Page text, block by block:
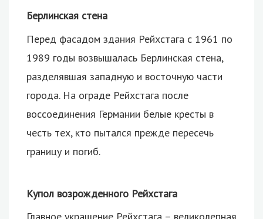
Берлинская стена
Перед фасадом здания Рейхстага с 1961 по
1989 годы возвышалась Берлинская стена,
разделявшая западную и восточную части
города. На ограде Рейхстага после
воссоединения Германии белые кресты в
честь тех, кто пытался прежде пересечь
границу и погиб.
Купол возрожденного Рейхстага